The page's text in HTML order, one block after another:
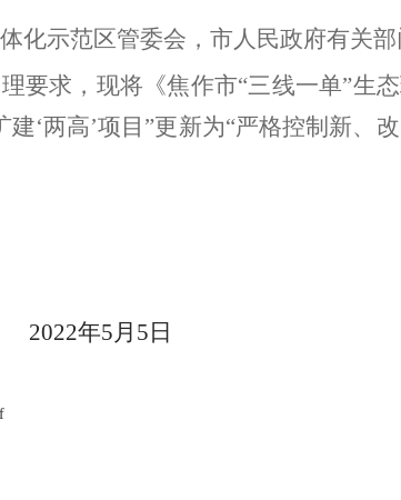
化示范区管委会，市人民政府有关部
要求，现将《焦作市“三线一单”生
‘两高’项目”更新为“严格控制新、
2022年5月 5日